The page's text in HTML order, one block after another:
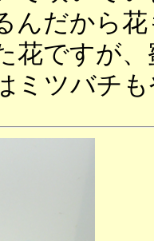
んだから
花ですが
ミツバチ